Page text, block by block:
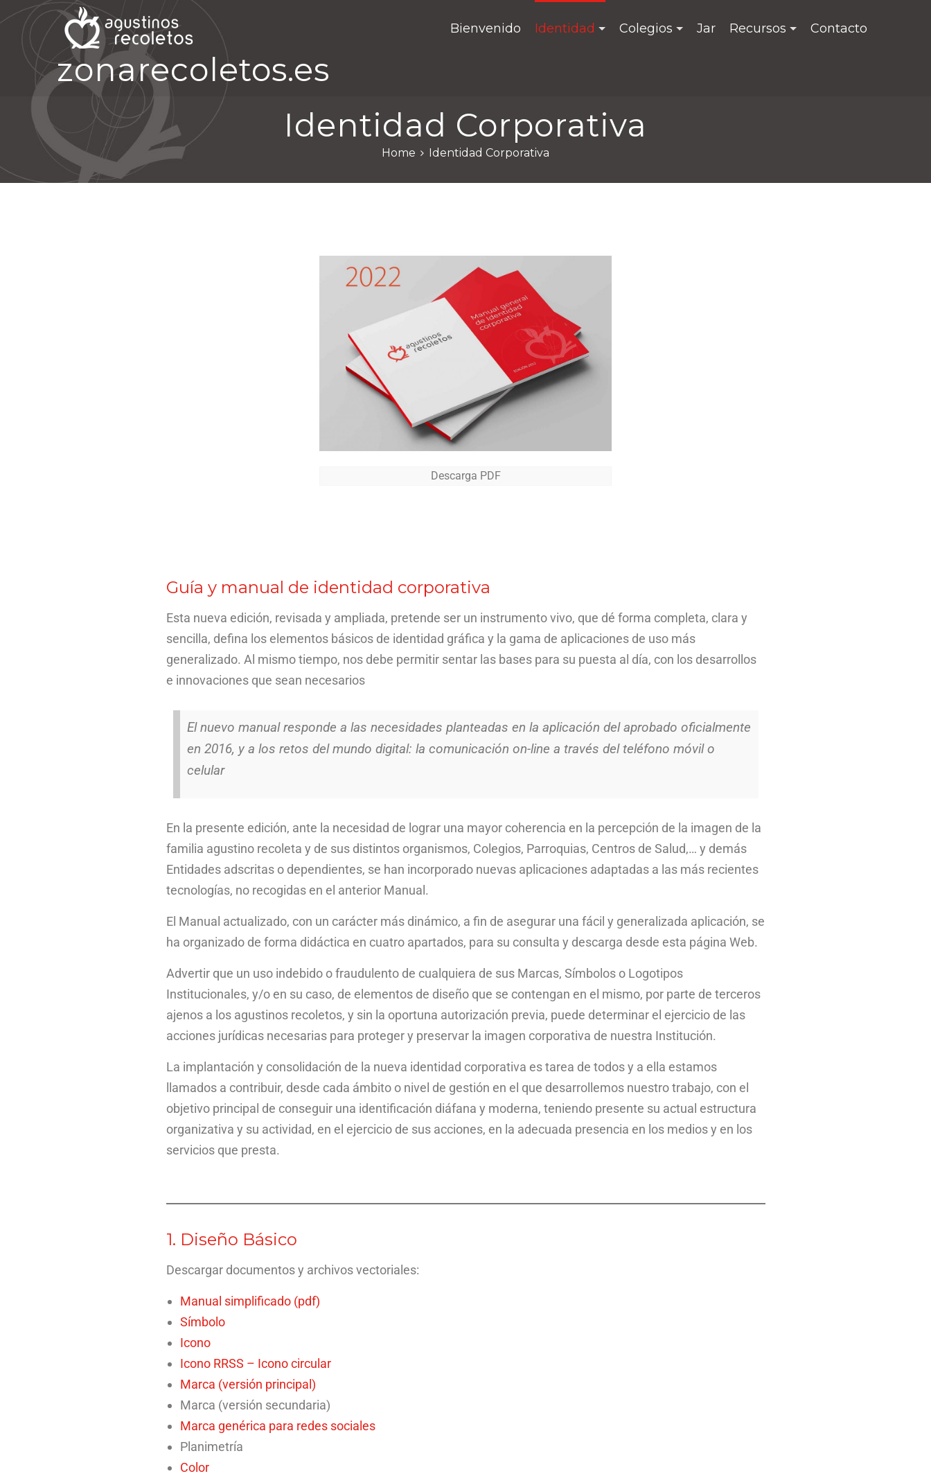
zonarecoletos.es
Bienvenido Identidad Colegios Jar Recursos Contacto
Identidad Corporativa
Home Identidad Corporativa
Descarga PDF
Guía y manual de identidad corporativa
Esta nueva edición, revisada y ampliada, pretende ser un instrumento vivo, que dé forma completa, clara y
sencilla, defina los elementos básicos de identidad gráfica y la gama de aplicaciones de uso más
generalizado. Al mismo tiempo, nos debe permitir sentar las bases para su puesta al día, con los desarrollos
e innovaciones que sean necesarios
El nuevo manual responde a las necesidades planteadas en la aplicación del aprobado oficialmente
en 2016, y a los retos del mundo digital: la comunicación on-line a través del teléfono móvil o
celular
En la presente edición, ante la necesidad de lograr una mayor coherencia en la percepción de la imagen de la
familia agustino recoleta y de sus distintos organismos, Colegios, Parroquias, Centros de Salud,… y demás
Entidades adscritas o dependientes, se han incorporado nuevas aplicaciones adaptadas a las más recientes
tecnologías, no recogidas en el anterior Manual.
El Manual actualizado, con un carácter más dinámico, a fin de asegurar una fácil y generalizada aplicación, se
ha organizado de forma didáctica en cuatro apartados, para su consulta y descarga desde esta página Web.
Advertir que un uso indebido o fraudulento de cualquiera de sus Marcas, Símbolos o Logotipos
Institucionales, y/o en su caso, de elementos de diseño que se contengan en el mismo, por parte de terceros
ajenos a los agustinos recoletos, y sin la oportuna autorización previa, puede determinar el ejercicio de las
acciones jurídicas necesarias para proteger y preservar la imagen corporativa de nuestra Institución.
La implantación y consolidación de la nueva identidad corporativa es tarea de todos y a ella estamos
llamados a contribuir, desde cada ámbito o nivel de gestión en el que desarrollemos nuestro trabajo, con el
objetivo principal de conseguir una identificación diáfana y moderna, teniendo presente su actual estructura
organizativa y su actividad, en el ejercicio de sus acciones, en la adecuada presencia en los medios y en los
servicios que presta.
1. Diseño Básico
Descargar documentos y archivos vectoriales:
Manual simplificado (pdf)
Símbolo
Icono
Icono RRSS – Icono circular
Marca (versión principal)
Marca (versión secundaria)
Marca genérica para redes sociales
Planimetría
Color